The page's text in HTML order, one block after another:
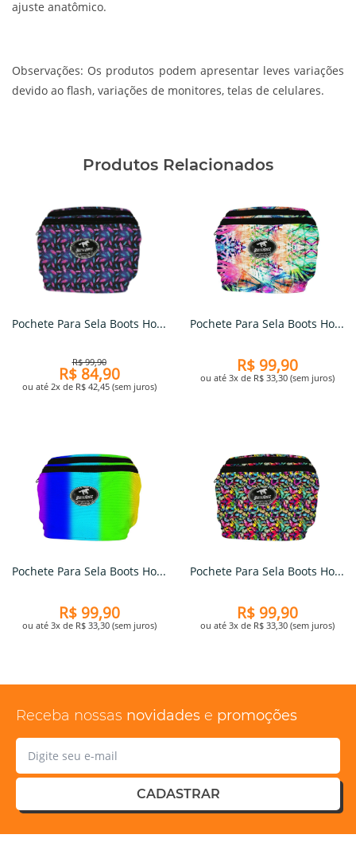
ajuste anatômico.
Observações: Os produtos podem apresentar leves variações
devido ao flash, variações de monitores, telas de celulares.
Produtos Relacionados
Pochete Para Sela Boots Ho...
R$ 99,90
R$ 84,90
ou até 2x de R$ 42,45 (sem juros)
Pochete Para Sela Boots Ho...
R$ 99,90
ou até 3x de R$ 33,30 (sem juros)
Pochete Para Sela Boots Ho...
R$ 99,90
ou até 3x de R$ 33,30 (sem juros)
Pochete Para Sela Boots Ho...
R$ 99,90
ou até 3x de R$ 33,30 (sem juros)
Receba nossas novidades e promoções
CADASTRAR